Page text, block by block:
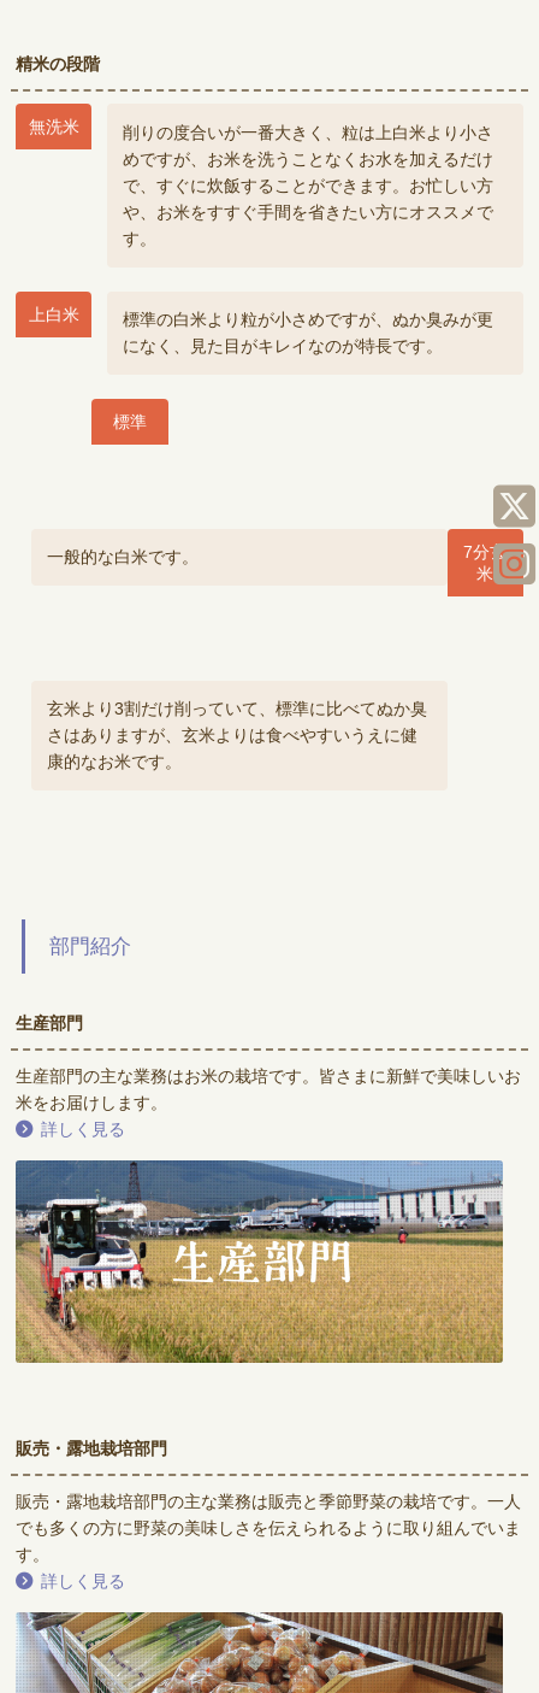
精米の段階
無洗米
削りの度合いが一番大きく、粒は上白米より小さ
めですが、お米を洗うことなくお水を加えるだけ
で、すぐに炊飯することができます。お忙しい方
や、お米をすすぐ手間を省きたい方にオススメで
す。
上白米
標準の白米より粒が小さめですが、ぬか臭みが更
になく、見た目がキレイなのが特長です。
標準
一般的な白米です。
7分玄
米
玄米より3割だけ削っていて、標準に比べてぬか臭
さはありますが、玄米よりは食べやすいうえに健
康的なお米です。
部門紹介
生産部門
生産部門の主な業務はお米の栽培です。皆さまに新鮮で美味しいお
米をお届けします。
詳しく見る
販売・露地栽培部門
販売・露地栽培部門の主な業務は販売と季節野菜の栽培です。一人
でも多くの方に野菜の美味しさを伝えられるように取り組んでいま
す。
詳しく見る